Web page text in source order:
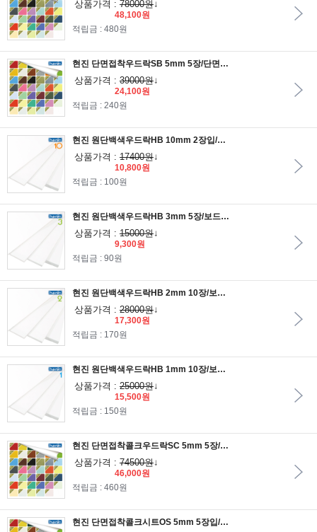
상품가격 : 78000원↓
48,100원
적립금 : 480원
현진 단면접착우드락SB 5mm 5장/단면우드락/접착우드락/보드판
상품가격 : 39000원↓
24,100원
적립금 : 240원
현진 원단백색우드락HB 10mm 2장입/보드롱/원단우드락/원단백색보드롱
상품가격 : 17400원↓
10,800원
적립금 : 100원
현진 원단백색우드락HB 3mm 5장/보드롱/원단우드락/원단백색보드롱
상품가격 : 15000원↓
9,300원
적립금 : 90원
현진 원단백색우드락HB 2mm 10장/보드롱/원단우드락/원단백색보드롱
상품가격 : 28000원↓
17,300원
적립금 : 170원
현진 원단백색우드락HB 1mm 10장/보드롱/원단우드락/원단백색보드롱
상품가격 : 25000원↓
15,500원
적립금 : 150원
현진 단면접착콜크우드락SC 5mm 5장/코르크우드락/단면콜크우드락/콜크보드롱
상품가격 : 74500원↓
46,000원
적립금 : 460원
현진 단면접착콜크시트OS 5mm 5장입/접착콜크시트/콜크판/코르크게시판/코르크시트